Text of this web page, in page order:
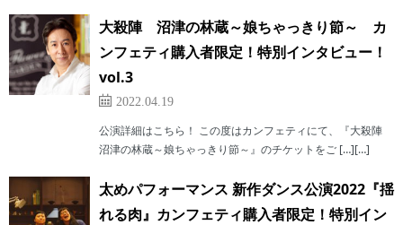
大殺陣 沼津の林蔵～娘ちゃっきり節～ カ
ンフェティ購入者限定！特別インタビュー！
vol.3
2022.04.19
公演詳細はこちら！ この度はカンフェティにて、『大殺陣
沼津の林蔵～娘ちゃっきり節～』のチケットをご […][…]
太めパフォーマンス 新作ダンス公演2022『揺
れる肉』カンフェティ購入者限定！特別イン